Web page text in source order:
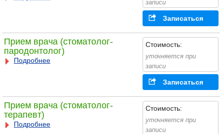
записи
Записаться
Прием врача (стоматолог-
пародонтолог)
Подробнее
Стоимость:
уточняется при
записи
Записаться
Прием врача (стоматолог-
терапевт)
Подробнее
Стоимость:
уточняется при
записи